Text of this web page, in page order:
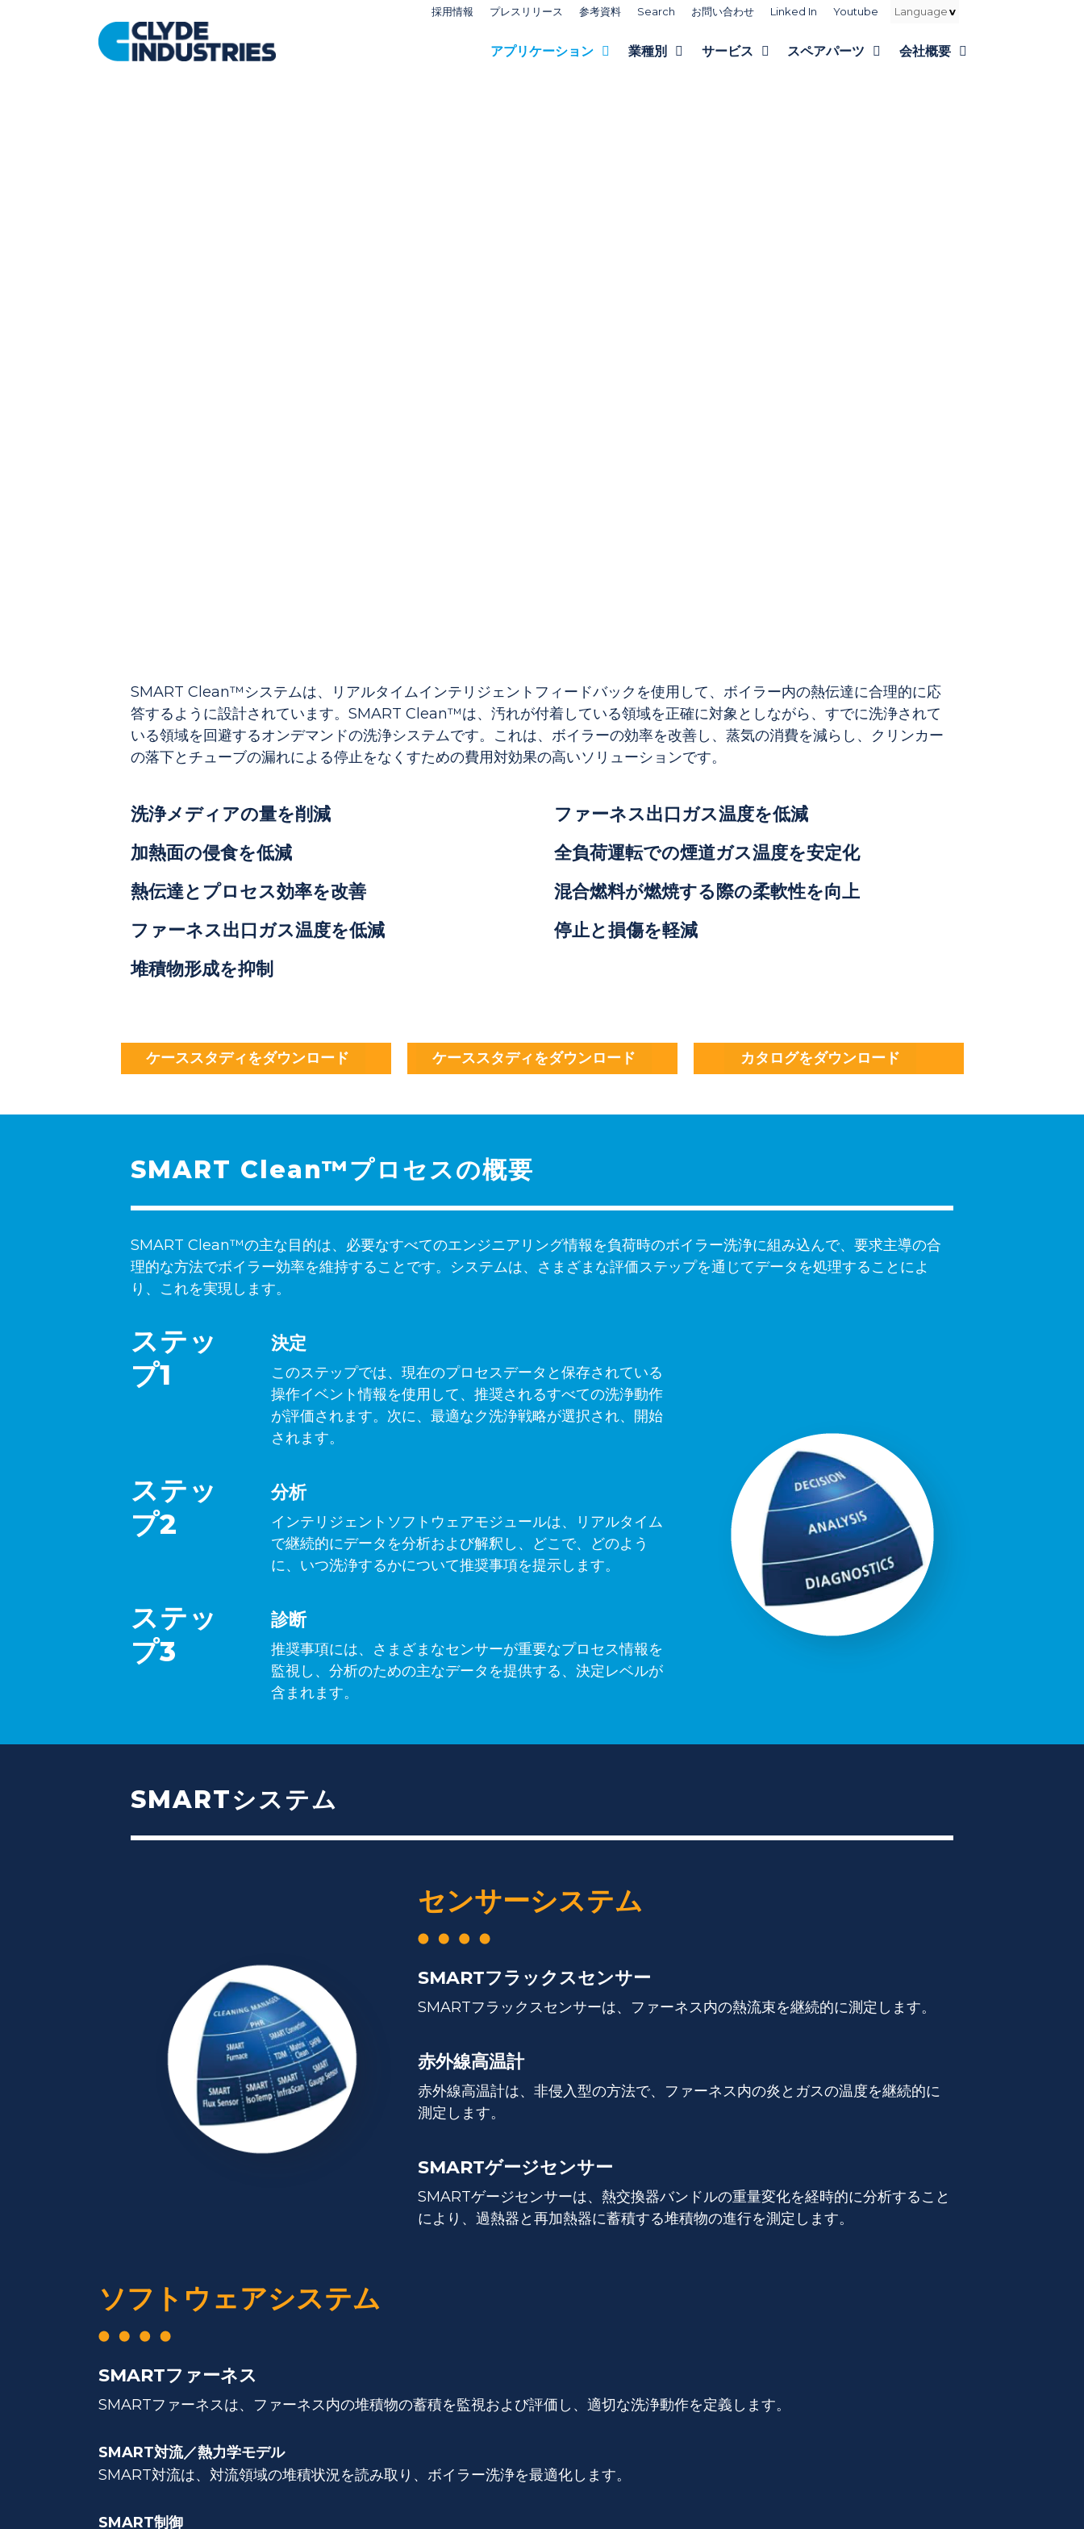
採用情報 プレスリリース 参考資料 Search お問い合わせ Linked In Youtube
アプリケーション 業種別 サービス スペアパーツ 会社概要
SMART Clean™システムは、リアルタイムインテリジェントフィードバックを使用して、ボイラー内の熱伝達に合理的に応
答するように設計されています。SMART Clean™は、汚れが付着している領域を正確に対象としながら、すでに洗浄されて
いる領域を回避するオンデマンドの洗浄システムです。これは、ボイラーの効率を改善し、蒸気の消費を減らし、クリンカー
の落下とチューブの漏れによる停止をなくすための費用対効果の高いソリューションです。
洗浄メディアの量を削減
加熱面の侵食を低減
熱伝達とプロセス効率を改善
ファーネス出口ガス温度を低減
堆積物形成を抑制
ファーネス出口ガス温度を低減
全負荷運転での煙道ガス温度を安定化
混合燃料が燃焼する際の柔軟性を向上
停止と損傷を軽減
ケーススタディをダウンロード ケーススタディをダウンロード カタログをダウンロード
SMART Clean™プロセスの概要
SMART Clean™の主な目的は、必要なすべてのエンジニアリング情報を負荷時のボイラー洗浄に組み込んで、要求主導の合
理的な方法でボイラー効率を維持することです。システムは、さまざまな評価ステップを通じてデータを処理することによ
り、これを実現します。
ステッ
プ1
決定
このステップでは、現在のプロセスデータと保存されている
操作イベント情報を使用して、推奨されるすべての洗浄動作
が評価されます。次に、最適なク洗浄戦略が選択され、開始
されます。
ステッ
プ2
分析
インテリジェントソフトウェアモジュールは、リアルタイム
で継続的にデータを分析および解釈し、どこで、どのよう
に、いつ洗浄するかについて推奨事項を提示します。
ステッ
プ3
診断
推奨事項には、さまざまなセンサーが重要なプロセス情報を
監視し、分析のための主なデータを提供する、決定レベルが
含まれます。
SMARTシステム
センサーシステム
SMARTフラックスセンサー
SMARTフラックスセンサーは、ファーネス内の熱流束を継続的に測定します。
赤外線高温計
赤外線高温計は、非侵入型の方法で、ファーネス内の炎とガスの温度を継続的に
測定します。
SMARTゲージセンサー
SMARTゲージセンサーは、熱交換器バンドルの重量変化を経時的に分析すること
により、過熱器と再加熱器に蓄積する堆積物の進行を測定します。
ソフトウェアシステム
SMARTファーネス
SMARTファーネスは、ファーネス内の堆積物の蓄積を監視および評価し、適切な洗浄動作を定義します。
SMART対流／熱力学モデル
SMART対流は、対流領域の堆積状況を読み取り、ボイラー洗浄を最適化します。
SMART制御